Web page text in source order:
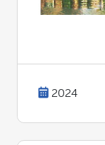
2024